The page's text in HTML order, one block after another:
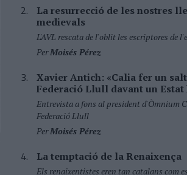
La resurrecció de les nostres
medievals
L'AVL rescata de l'oblit les escriptores de
PerMoisés Pérez
Xavier Antich: «Calia fer un
Federació Llull davant un Estat
Entrevista a fons al president d'Òmnium
Federació Llull
PerMoisés Pérez
La temptació de la Renaixença
Els renaixentistes eren tan catalans com